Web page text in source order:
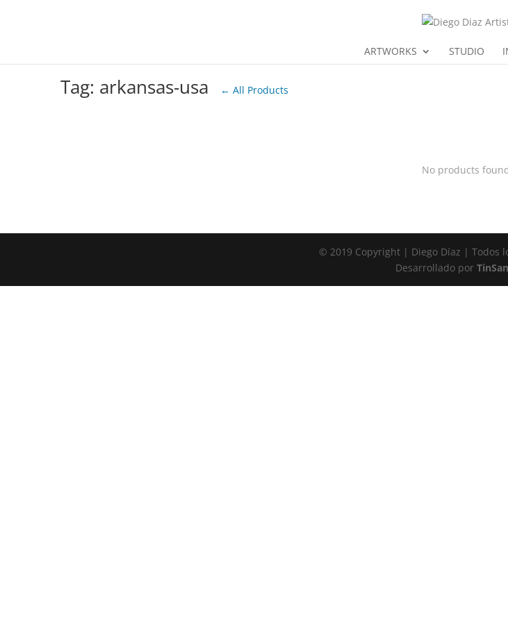
ARTWORKS STUDIO
Tag: arkansas-usa ← All Products
No products
© 2019 Copyright | Diego Díaz | Todos
Desarrollado por